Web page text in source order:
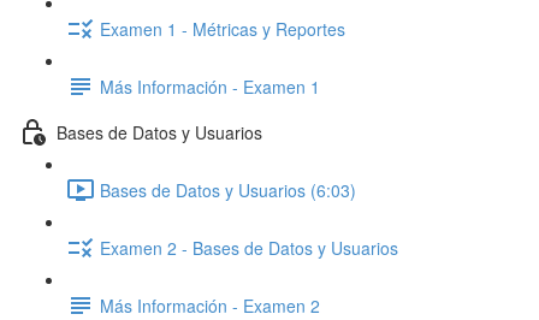
Examen 1 - Métricas y Reportes
Más Información - Examen 1
Bases de Datos y Usuarios
Bases de Datos y Usuarios (6:03)
Examen 2 - Bases de Datos y Usuarios
Más Información - Examen 2